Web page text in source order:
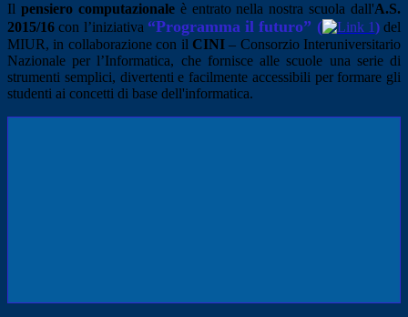
Il pensiero computazionaleè entrato nella nostra scuola dall'A.S.
2015/16 con l’iniziativa “Programma il futuro” ( )del
MIUR, in collaborazione con il CINI– Consorzio Interuniversitario
Nazionale per l’Informatica, che fornisce alle scuole una serie di
strumenti semplici, divertenti e facilmente accessibili per formare gli
studenti ai concetti di base dell'informatica.